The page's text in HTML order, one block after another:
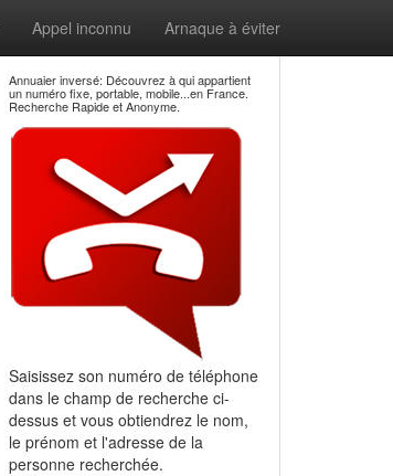
Appel inconnu Arnaque à éviter
Annuaier inversé: Découvrez à qui appartient
un numéro fixe, portable, mobile...en France.
Recherche Rapide et Anonyme.
Saisissez son numéro de téléphone
dans le champ de recherche ci-
dessus et vous obtiendrez le nom,
le prénom et l'adresse de la
personne recherchée.